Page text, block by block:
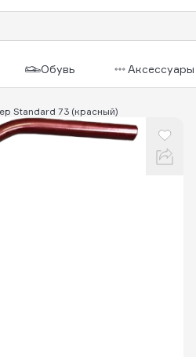
Обувь Аксессуары
Standard 73 (красный)